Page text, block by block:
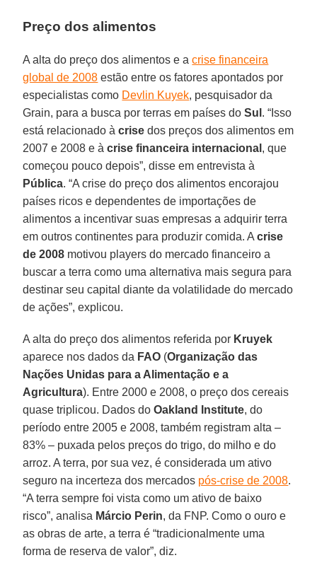
Preço dos alimentos
A alta do preço dos alimentos e acrise financeira
global de 2008 estão entre os fatores apontados por
especialistas como Devlin Kuyek, pesquisador da
Grain, para a busca por terras em países doSul . “Isso
está relacionado àcrise dos preços dos alimentos em
2007 e 2008 e àcrise financeira internacional , que
começou pouco depois”, disse em entrevista à
Pública. “A crise do preço dos alimentos encorajou
países ricos e dependentes de importações de
alimentos a incentivar suas empresas a adquirir terra
em outros continentes para produzir comida. Acrise
de 2008 motivou players do mercado financeiro a
buscar a terra como uma alternativa mais segura para
destinar seu capital diante da volatilidade do mercado
de ações”, explicou.
A alta do preço dos alimentos referida por Kruyek
aparece nos dados da FAO (Organização das
Nações Unidas para a Alimentação e a
Agricultura). Entre 2000 e 2008, o preço dos cereais
quase triplicou. Dados doOakland Institute, do
período entre 2005 e 2008, também registram alta –
83% – puxada pelos preços do trigo, do milho e do
arroz. A terra, por sua vez, é considerada um ativo
seguro na incerteza dos mercados pós-crise de 2008.
“A terra sempre foi vista como um ativo de baixo
risco”, analisa Márcio Perin, da FNP. Como o ouro e
as obras de arte, a terra é “tradicionalmente uma
forma de reserva de valor”, diz.